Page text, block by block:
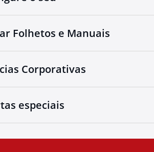
Folhetos e Manuais
Corporativas
especiais